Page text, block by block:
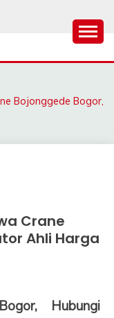
|
|
Bojonggede Bogor,
Crane
Ahli Harga
Hubungi